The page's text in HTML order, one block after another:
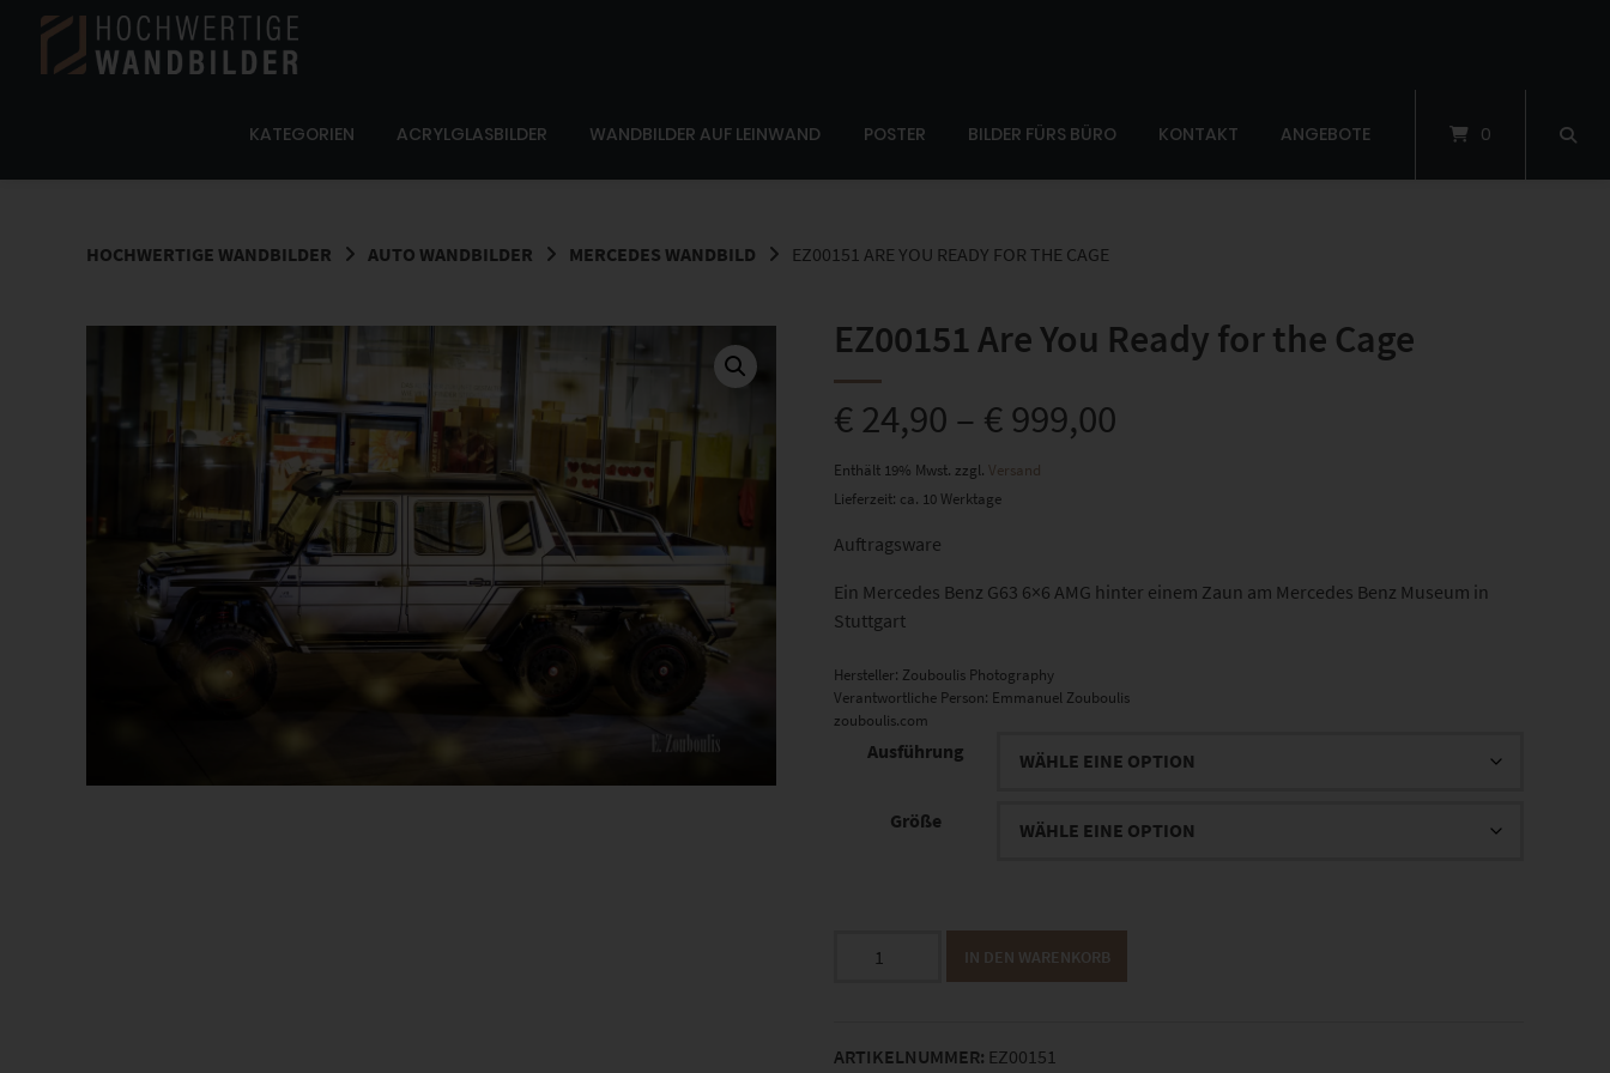
Springe
Inhalt
KATEGORIEN ACRYLGLASBILDER WANDBILDER AUF LEINWAND POSTER BILDER FÜRS BÜRO KONTAKT ANGEBOTE 0
HOCHWERTIGE WANDBILDER AUTO WANDBILDER MERCEDES WANDBILD EZ00151 ARE YOU READY FOR THE CAGE
EZ00151 Are You Ready for the Cage
€24,90 – €999,00
Enthält 19% Mwst. zzgl. Versand
Lieferzeit: ca. 10 Werktage
Auftragsware
Ein Mercedes Benz G63 6×6 AMG hinter einem Zaun am Mercedes Benz Museum in
Stuttgart
Hersteller: Zouboulis Photography
Verantwortliche Person: Emmanuel Zouboulis
zouboulis.com
Ausführung
Größe
for
IN DEN WARENKORB
ARTIKELNUMMER: EZ00151